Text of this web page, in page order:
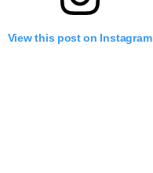
View this post on Instagram